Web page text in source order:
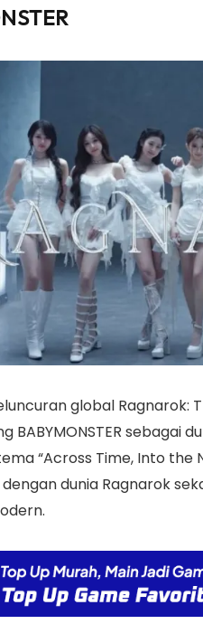
global Ragnarok:
BABYMONSTER sebagai
“Across Time, Into the
dunia Ragnarok